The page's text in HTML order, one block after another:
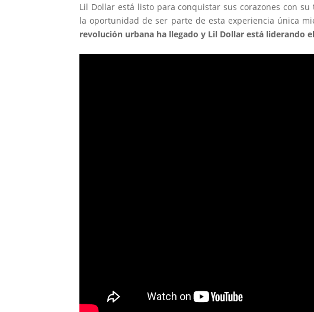
Lil Dollar está listo para conquistar sus corazones con
la oportunidad de ser parte de esta experiencia única
revolución urbana ha llegado y Lil Dollar está liderando